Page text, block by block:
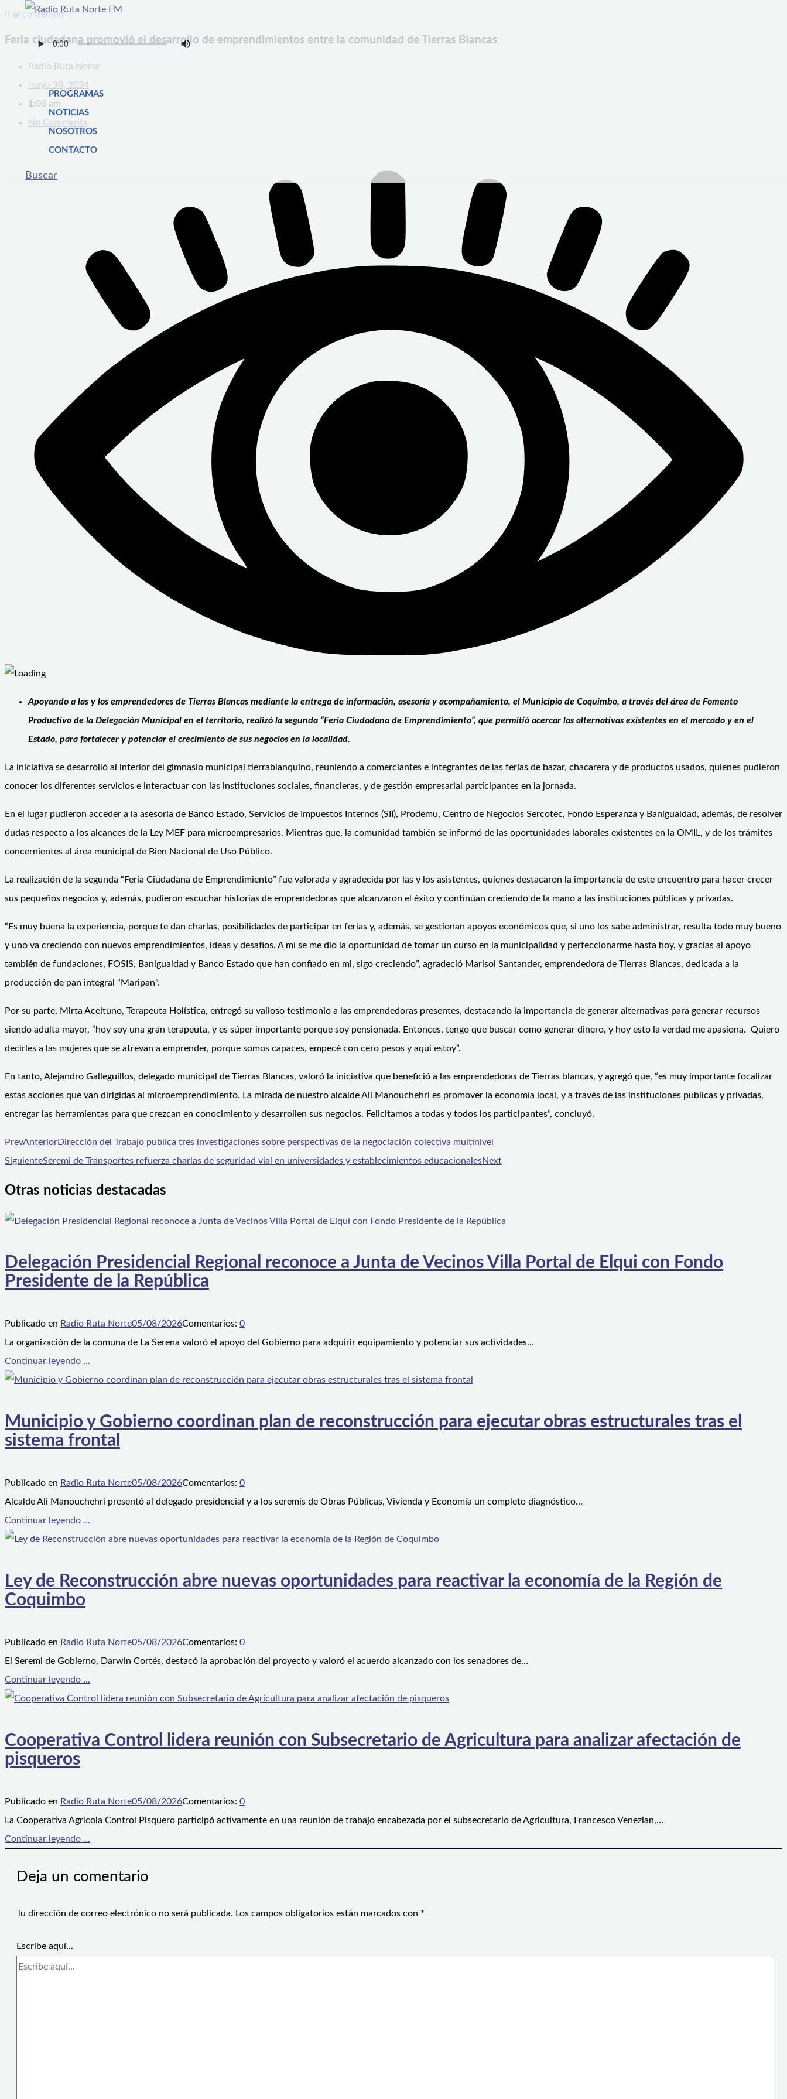
Ir al contenido
PROGRAMAS
NOTICIAS
NOSOTROS
CONTACTO
Buscar
Feria ciudadana promovió el desarrollo de emprendimientos entre la comunidad de Tierras Blancas
Radio Ruta Norte
mayo 30, 2024
1:03 am
No Comments
Apoyando a las y los emprendedores de Tierras Blancas mediante la entrega de información, asesoría y acompañamiento, el Municipio de Coquimbo, a través del área de Fomento
Productivo de la Delegación Municipal en el territorio, realizó la segunda “Feria Ciudadana de Emprendimiento”, que permitió acercar las alternativas existentes en el mercado y en el
Estado, para fortalecer y potenciar el crecimiento de sus negocios en la localidad.
La iniciativa se desarrolló al interior del gimnasio municipal tierrablanquino, reuniendo a comerciantes e integrantes de las ferias de bazar, chacarera y de productos usados, quienes pudieron
conocer los diferentes servicios e interactuar con las instituciones sociales, financieras, y de gestión empresarial participantes en la jornada.
En el lugar pudieron acceder a la asesoría de Banco Estado, Servicios de Impuestos Internos (SII), Prodemu, Centro de Negocios Sercotec, Fondo Esperanza y Banigualdad, además, de resolver
dudas respecto a los alcances de la Ley MEF para microempresarios. Mientras que, la comunidad también se informó de las oportunidades laborales existentes en la OMIL, y de los trámites
concernientes al área municipal de Bien Nacional de Uso Público.
La realización de la segunda “Feria Ciudadana de Emprendimiento” fue valorada y agradecida por las y los asistentes, quienes destacaron la importancia de este encuentro para hacer crecer
sus pequeños negocios y, además, pudieron escuchar historias de emprendedoras que alcanzaron el éxito y continúan creciendo de la mano a las instituciones públicas y privadas.
“Es muy buena la experiencia, porque te dan charlas, posibilidades de participar en ferias y, además, se gestionan apoyos económicos que, si uno los sabe administrar, resulta todo muy bueno
y uno va creciendo con nuevos emprendimientos, ideas y desafíos. A mí se me dio la oportunidad de tomar un curso en la municipalidad y perfeccionarme hasta hoy, y gracias al apoyo
también de fundaciones, FOSIS, Banigualdad y Banco Estado que han confiado en mi, sigo creciendo”, agradeció Marisol Santander, emprendedora de Tierras Blancas, dedicada a la
producción de pan integral “Maripan”.
Por su parte, Mirta Aceituno, Terapeuta Holística, entregó su valioso testimonio a las emprendedoras presentes, destacando la importancia de generar alternativas para generar recursos
siendo adulta mayor, “hoy soy una gran terapeuta, y es súper importante porque soy pensionada. Entonces, tengo que buscar como generar dinero, y hoy esto la verdad me apasiona. Quiero
decirles a las mujeres que se atrevan a emprender, porque somos capaces, empecé con cero pesos y aquí estoy”.
En tanto, Alejandro Galleguillos, delegado municipal de Tierras Blancas, valoró la iniciativa que benefició a las emprendedoras de Tierras blancas, y agregó que, “es muy importante focalizar
estas acciones que van dirigidas al microemprendimiento. La mirada de nuestro alcalde Ali Manouchehri es promover la economía local, y a través de las instituciones publicas y privadas,
entregar las herramientas para que crezcan en conocimiento y desarrollen sus negocios. Felicitamos a todas y todos los participantes”, concluyó.
PrevAnteriorDirección del Trabajo publica tres investigaciones sobre perspectivas de la negociación colectiva multinivel
SiguienteSeremi de Transportes refuerza charlas de seguridad vial en universidades y establecimientos educacionalesNext
Otras noticias destacadas
Delegación Presidencial Regional reconoce a Junta de Vecinos Villa Portal de Elqui con Fondo
Presidente de la República
Publicado en Radio Ruta Norte05/08/2026Comentarios: 0
La organización de la comuna de La Serena valoró el apoyo del Gobierno para adquirir equipamiento y potenciar sus actividades…
Continuar leyendo ...
Municipio y Gobierno coordinan plan de reconstrucción para ejecutar obras estructurales tras el
sistema frontal
Publicado en Radio Ruta Norte05/08/2026Comentarios: 0
Alcalde Ali Manouchehri presentó al delegado presidencial y a los seremis de Obras Públicas, Vivienda y Economía un completo diagnóstico…
Continuar leyendo ...
Ley de Reconstrucción abre nuevas oportunidades para reactivar la economía de la Región de
Coquimbo
Publicado en Radio Ruta Norte05/08/2026Comentarios: 0
El Seremi de Gobierno, Darwin Cortés, destacó la aprobación del proyecto y valoró el acuerdo alcanzado con los senadores de…
Continuar leyendo ...
Cooperativa Control lidera reunión con Subsecretario de Agricultura para analizar afectación de
pisqueros
Publicado en Radio Ruta Norte05/08/2026Comentarios: 0
La Cooperativa Agrícola Control Pisquero participó activamente en una reunión de trabajo encabezada por el subsecretario de Agricultura, Francesco Venezian,…
Continuar leyendo ...
Deja un comentario
Tu dirección de correo electrónico no será publicada. Los campos obligatorios están marcados con *
Escribe aquí...